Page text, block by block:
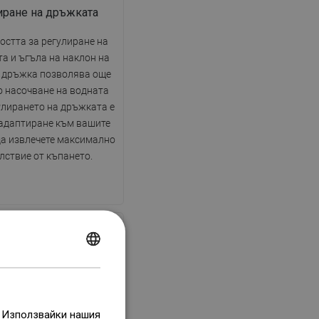
на дръжката
за регулиране на
и ъгъла на наклон на
позволява още
насочване на водната
на дръжката е
към вашите
извлечете максимално
от къпането.
на използването на
нашия